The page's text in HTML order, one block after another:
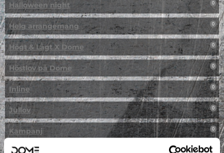
Halloween night 0
Helg arrangemang 0
Högt & Lågt X Dome 0
Höstlov på Dome 0
Inline 0
Jullov 0
Kampanj 0
0